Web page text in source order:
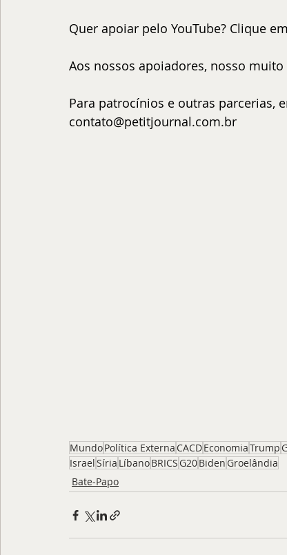
Quer apoiar pelo YouTube? Clique
Aos nossos apoiadores, nosso
Para patrocínios e outras parcerias,
contato@petitjournal.com.br
MundoPolítica Externa CACDEconomiaTrump
IsraelSíria LíbanoBRICS G20Biden Groelândia
Bate-Papo